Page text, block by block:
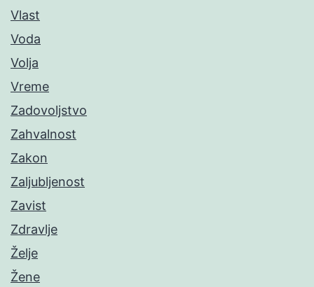
Vlast
Voda
Volja
Vreme
Zadovoljstvo
Zahvalnost
Zakon
Zaljubljenost
Zavist
Zdravlje
Želje
Žene